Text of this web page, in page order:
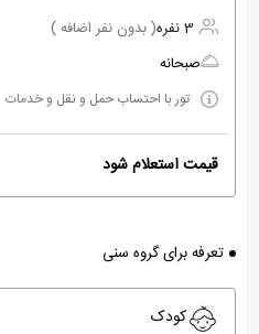
3 نفره
( بدون نفر اضافه )
صبحانه
تور با احتساب حمل و نقل و خدمات
قیمت استعلام شود
تعرفه برای گروه سنی
کودک